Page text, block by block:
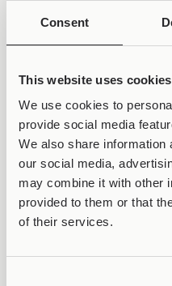
Consent
This website uses cookies
We use cookies to
provide social media
We also share information
our social media,
may combine it with other
provided to them or that
of their services.
Τριφύλλι)
34,99